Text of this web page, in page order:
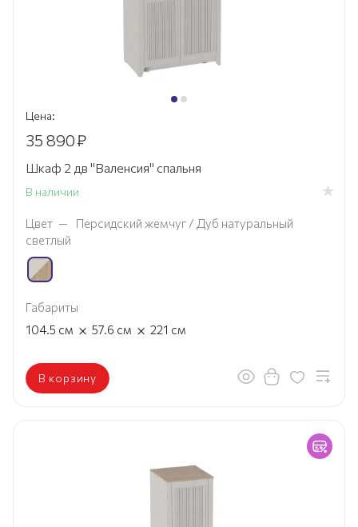
Цена:
35 890₽
Шкаф 2 дв "Валенсия" спальня
В наличии
Цвет —
Персидский жемчуг / Дуб натуральный
светлый
Габариты
104.5 см × 57.6 см × 221 см
В корзину